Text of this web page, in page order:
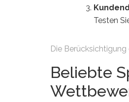
Testen
Die
Beliebte